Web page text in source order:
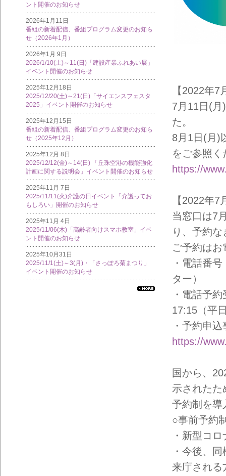
ント開催のお知らせ
2026年1月11日
番組の新着配信、番組プログラム変更のお知ら
せ（2026年1月）
2026年1月 9日
2026/1/10(土)～11(日)「建設産業ふれあい展」
イベント開催のお知らせ
2025年12月18日
2025/12/20(土)～21(日)「サイエンスフェスタ
2025」イベント開催のお知らせ
2025年12月15日
番組の新着配信、番組プログラム変更のお知ら
せ（2025年12月）
2025年12月 8日
2025/12/12(金)～14(日) 「丘珠空港の機能強化
計画に関する説明会」イベント開催のお知らせ
2025年11月 7日
2025/11/11(火)介護の日イベント「介護ってお
もしろい」開催のお知らせ
2025年11月 4日
2025/11/06(木)「高齢者向けスマホ教室」イベ
ント開催のお知らせ
2025年10月31日
2025/11/1(土)～3(月)・「さっぽろ菊まつり」
イベント開催のお知らせ
【2022年
7月11日(月
た。
8月1日(月)
をご参照く
https://
【2022年
当窓口は7
り、予約
ご予約は
・電話番
ター）
・電話予
17:15（平
・予約申
https://
国から、
示されたた
予約制を導
○事前予約
・新型コ
・今後、
来庁される